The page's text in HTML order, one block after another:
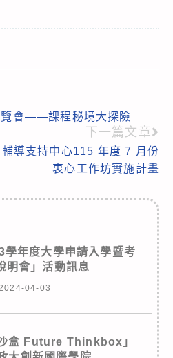
覽會——課程秘境大探險
下一篇文章
導支持中心115 年度 7 月份
衷心工作坊實施計畫
學年度大學申請入學暨考
明會」活動訊息
2024-04-03
盒 Future Thinkbox」